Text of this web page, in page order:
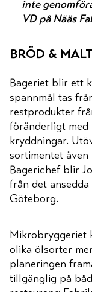
inte
VD på Nääs
bröd &
Bageriet blir ett
spannmål tas
restprodukter
föränderligt med
kryddningar.
sortimentet
Bagerichef blir
från det
Göteborg.
Mikrobryggeriet
olika ölsorter
planeringen
tillgänglig på